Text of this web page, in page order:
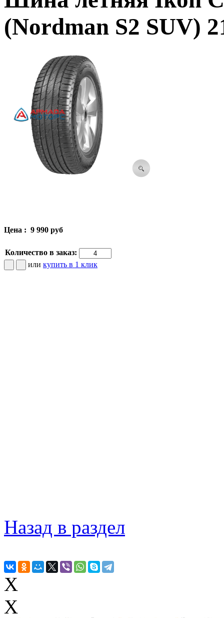
(Nordman S2 SUV)
Цена : 9 990 руб
Количество в заказ:
или купить в 1 клик
Назад в раздел
X
X